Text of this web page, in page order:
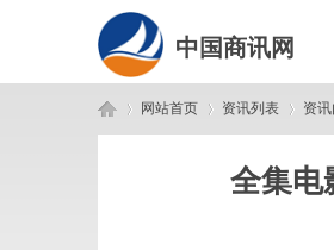
中国商讯网
网站首页 资讯列表 资
全集电